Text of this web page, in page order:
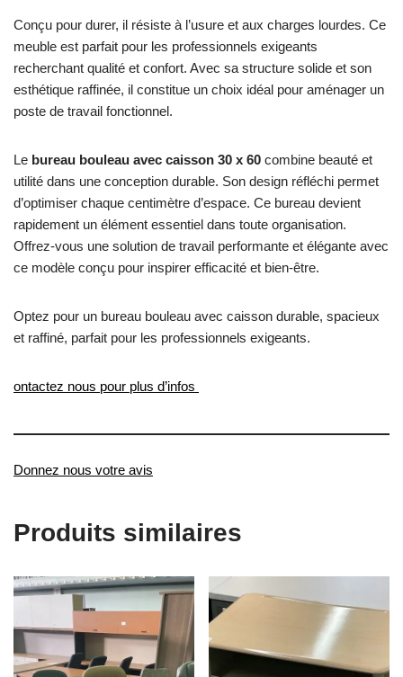
Conçu pour durer, il résiste à l’usure et aux charges lourdes. Ce
meuble est parfait pour les professionnels exigeants
recherchant qualité et confort. Avec sa structure solide et son
esthétique raffinée, il constitue un choix idéal pour aménager un
poste de travail fonctionnel.
Le bureau bouleau avec caisson 30 x 60 combine beauté et
utilité dans une conception durable. Son design réfléchi permet
d’optimiser chaque centimètre d’espace. Ce bureau devient
rapidement un élément essentiel dans toute organisation.
Offrez-vous une solution de travail performante et élégante avec
ce modèle conçu pour inspirer efficacité et bien-être.
Optez pour un bureau bouleau avec caisson durable, spacieux
et raffiné, parfait pour les professionnels exigeants.
ontactez nous pour plus d’infos
Donnez nous votre avis
Produits similaires